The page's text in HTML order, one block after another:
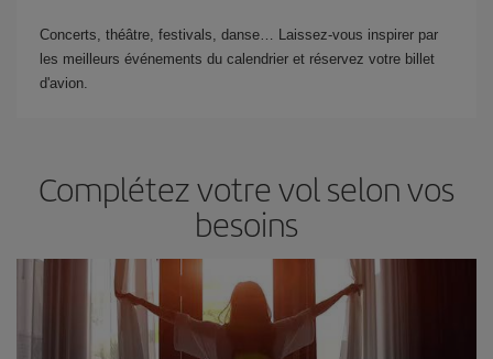
Concerts, théâtre, festivals, danse… Laissez-vous inspirer par
les meilleurs événements du calendrier et réservez votre billet
d'avion.
Complétez votre vol selon vos
besoins